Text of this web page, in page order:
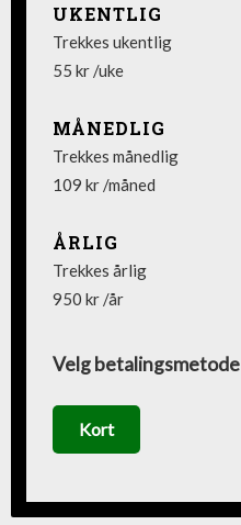
UKENTLIG
Trekkes ukentlig
55 kr /uke
MÅNEDLIG
Trekkes månedlig
109 kr /måned
ÅRLIG
Trekkes årlig
950 kr /år
Velg betalingsmetode
Kort